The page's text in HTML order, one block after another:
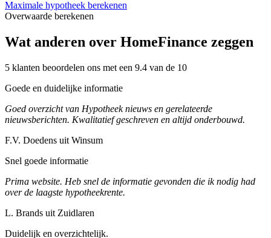
Maximale hypotheek berekenen
Overwaarde berekenen
Wat anderen over HomeFinance zeggen
5 klanten beoordelen ons met een 9.4 van de 10
Goede en duidelijke informatie
Goed overzicht van Hypotheek nieuws en gerelateerde
nieuwsberichten. Kwalitatief geschreven en altijd onderbouwd.
F.V. Doedens uit Winsum
Snel goede informatie
Prima website. Heb snel de informatie gevonden die ik nodig had
over de laagste hypotheekrente.
L. Brands uit Zuidlaren
Duidelijk en overzichtelijk.